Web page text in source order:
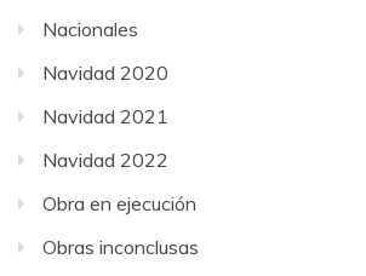
Nacionales
Navidad 2020
Navidad 2021
Navidad 2022
Obra en ejecución
Obras inconclusas